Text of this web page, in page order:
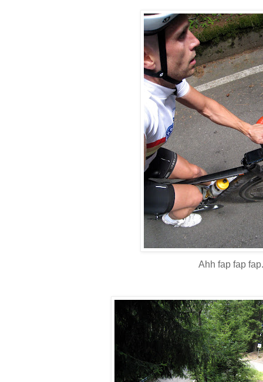
Ahh fap fap